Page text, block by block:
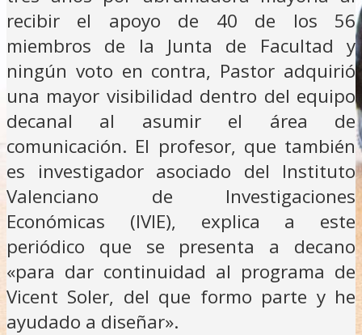
recibir el apoyo de 40 de los 56
miembros de la Junta de Facultad y
ningún voto en contra, Pastor adquirió
una mayor visibilidad dentro del equipo
decanal al asumir el área de
comunicación. El profesor, que también
es investigador asociado del Instituto
Valenciano de Investigaciones
Económicas (IVIE), explica a este
periódico que se presenta a decano
«para dar continuidad al programa de
Vicent Soler, del que formo parte y he
ayudado a diseñar».